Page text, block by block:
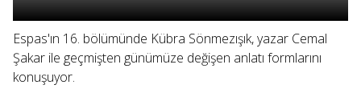
Espas'ın 16. bölümünde Kübra Sönmezışık, yazar Cemal
Şakar ile geçmişten günümüze değişen anlatı formlarını
konuşuyor.